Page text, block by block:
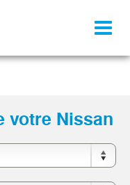
votre Nissan